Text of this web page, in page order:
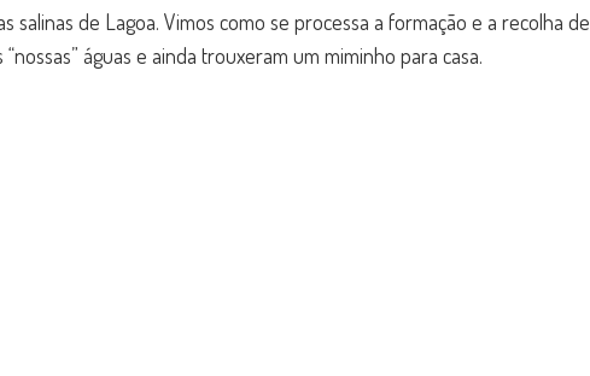
salinas de Lagoa. Vimos como se processa a formação e a recolha de
águas e ainda trouxeram um miminho para casa.